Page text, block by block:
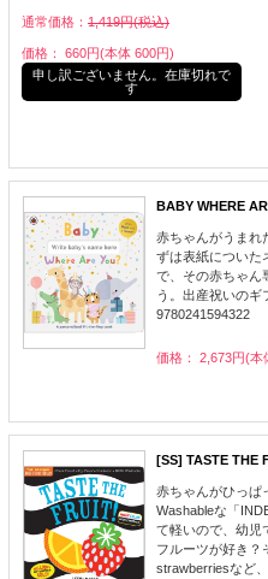
通常価格： 1,419円(税込)
価格： 660円(本体 600円)
申し訳ございません。在庫切れで
す
BABY WHERE
赤ちゃんがうまれ
ずは表紙についた
で、その赤ちゃん
う。出産祝いのギ
9780241594322
価格： 2,673円(本
[SS] TASTE THE
赤ちゃんがひっぱ
Washableな「
て軽いので、幼児
フルーツが好き？
strawberriesなど